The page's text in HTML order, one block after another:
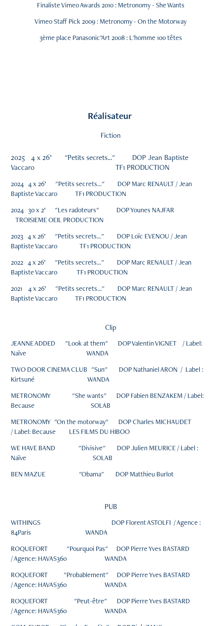
Finaliste Vimeo Awards 2010 : Metronomy - She Wants
Vimeo Staff Pick 2009 : Metronomy - On the Motorway
3ème place Panasonic’Art 2008 : L'homme 100 têtes
Réalisateur
Fiction
2025 4 x 26’ "Petits secrets..." DOP Jean Baptiste
Vaccaro TF1 PRODUCTION
2024 4 x 26’ "Petits secrets..." DOP Marc RENAULT / Jean
Baptiste Vaccaro TF1 PRODUCTION
2024 30 x 2’ "Les radoteurs" DOP Younes NAJFAR
TROISIEME OEIL PRODUCTION
2023 4 x 26’ "Petits secrets..." DOP Loïc EVENOU / Jean
Baptiste Vaccaro TF1 PRODUCTION
2022 4 x 26’ "Petits secrets..." DOP Marc RENAULT / Jean
Baptiste Vaccaro TF1 PRODUCTION
2021 4 x 26’ "Petits secrets..." DOP Marc RENAULT / Jean
Baptiste Vaccaro TF1 PRODUCTION
Clip
JEANNE ADDED "Look at them" DOP Valentin VIGNET / Label:
Naïve WANDA
TWO DOOR CINEMA CLUB "Sun" DOP Nathaniel ARON / Label :
Kirtsuné WANDA
METRONOMY "She wants" DOP Fabien BENZAKEM / Label:
Because SOLAB
METRONOMY "On the motorway" DOP Charles MICHAUDET
/ Label: Because LES FILMS DU HIBOO
WE HAVE BAND "Divisive" DOP Julien MEURICE / Label :
Naïve SOLAB
BEN MAZUE "Obama" DOP Matthieu Burlot
PUB
WITHINGS DOP Florent ASTOLFI / Agence :
84Paris WANDA
ROQUEFORT "Pourquoi Pas" DOP Pierre Yves BASTARD
/ Agence: HAVAS360 WANDA
ROQUEFORT "Probablement" DOP Pierre Yves BASTARD
/ Agence: HAVAS360 WANDA
ROQUEFORT "Peut-être" DOP Pierre Yves BASTARD
/ Agence: HAVAS360 WANDA